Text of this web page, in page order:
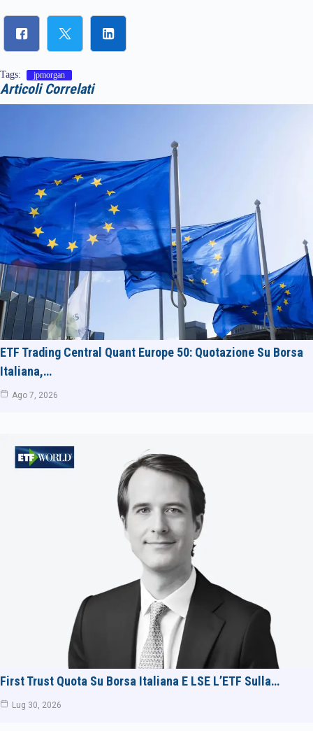
Tags: jpmorgan
Articoli Correlati
ETF Trading Central Quant Europe 50: Quotazione Su Borsa
Italiana,…
Ago 7, 2026
First Trust Quota Su Borsa Italiana E LSE L’ETF Sulla…
Lug 30, 2026